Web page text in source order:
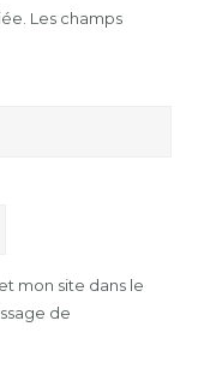
Les champs
mon site dans le
de